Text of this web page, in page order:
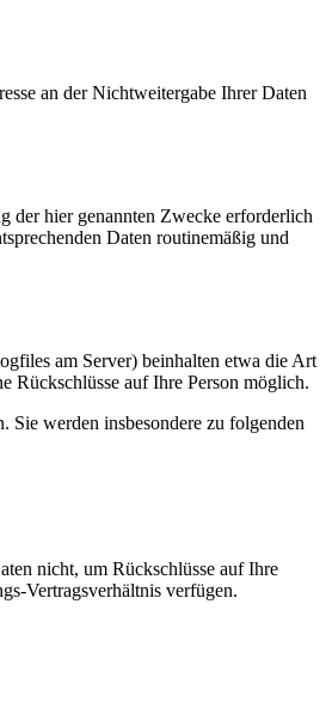
an der Nichtweitergabe Ihrer Daten
der hier genannten Zwecke erforderlich
Daten routinemäßig und
am Server) beinhalten etwa die Art
Rückschlüsse auf Ihre Person möglich.
werden insbesondere zu folgenden
nicht, um Rückschlüsse auf Ihre
Vertragsverhältnis verfügen.